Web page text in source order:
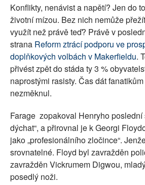
Konflikty, nenávist a napětí? Jen do
životní mízou. Bez nich nemůže
využít než právě teď? Právě v
strana Reform ztrácí podporu ve
doplňkových volbách v Makerfieldu.
přivést zpět do stáda ty 3 %
naprostými rasisty. Čas dát
nezměknul.
Farage zopakoval Henryho poslední
dýchat“, a přirovnal je k Georgi
jako „profesionálního zločince“.
srovnatelné. Floyd byl zavražděn
zavražděn Vickrumem Digwou,
posedlý noži.